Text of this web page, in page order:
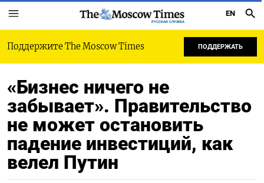
РУССКАЯ СЛУЖБА
EN
Поддержите The Moscow Times ПОДДЕРЖАТЬ
«Бизнес ничего не
забывает». Правительство
не может остановить
падение инвестиций, как
велел Путин